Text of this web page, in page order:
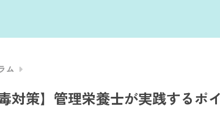
ム
対策】管理栄養士が実践するポ